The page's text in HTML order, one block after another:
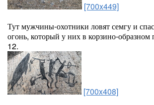
[700x449]
Тут мужчины-охотники ловят семгу и
огонь, который у них в корзино-образном
12.
[700x408]